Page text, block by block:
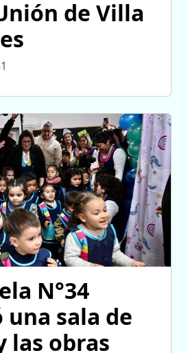
de Villa
N°34
sala de
las obras